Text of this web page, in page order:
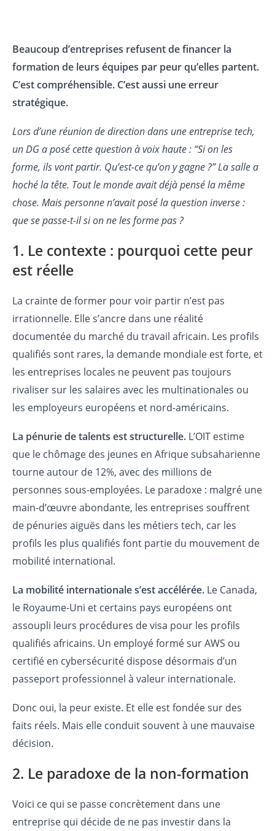
Beaucoup d’entreprises refusent de financer la
formation de leurs équipes par peur qu’elles partent.
C’est compréhensible. C’est aussi une erreur
stratégique.
Lors d’une réunion de direction dans une entreprise tech,
un DG a posé cette question à voix haute : “Si on les
forme, ils vont partir. Qu’est-ce qu’on y gagne ?” La salle a
hoché la tête. Tout le monde avait déjà pensé la même
chose. Mais personne n’avait posé la question inverse :
que se passe-t-il si on ne les forme pas ?
1. Le contexte : pourquoi cette peur
est réelle
La crainte de former pour voir partir n’est pas
irrationnelle. Elle s’ancre dans une réalité
documentée du marché du travail africain. Les profils
qualifiés sont rares, la demande mondiale est forte, et
les entreprises locales ne peuvent pas toujours
rivaliser sur les salaires avec les multinationales ou
les employeurs européens et nord-américains.
La pénurie de talents est structurelle. L’OIT estime
que le chômage des jeunes en Afrique subsaharienne
tourne autour de 12%, avec des millions de
personnes sous-employées. Le paradoxe : malgré une
main-d’œuvre abondante, les entreprises souffrent
de pénuries aiguës dans les métiers tech, car les
profils les plus qualifiés font partie du mouvement de
mobilité international.
La mobilité internationale s’est accélérée. Le Canada,
le Royaume-Uni et certains pays européens ont
assoupli leurs procédures de visa pour les profils
qualifiés africains. Un employé formé sur AWS ou
certifié en cybersécurité dispose désormais d’un
passeport professionnel à valeur internationale.
Donc oui, la peur existe. Et elle est fondée sur des
faits réels. Mais elle conduit souvent à une mauvaise
décision.
2. Le paradoxe de la non-formation
Voici ce qui se passe concrètement dans une
entreprise qui décide de ne pas investir dans la